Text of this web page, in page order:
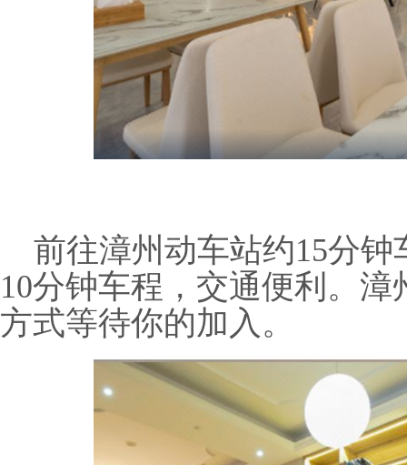
前往漳州动车站约15分
10分钟车程，交通便利。
方式等待你的加入 。